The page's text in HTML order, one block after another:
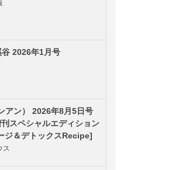
谷 2026年1月号
アン） 2026年8月5日号
スペシャルエディション
ジ＆デトックスRecipe]
ス